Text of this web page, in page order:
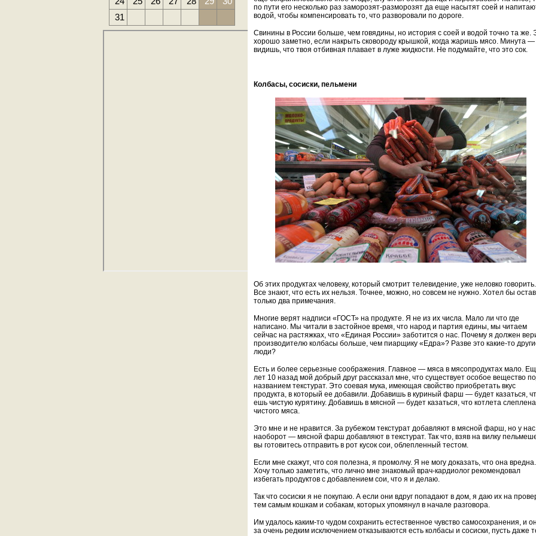
31
по пути его несколько раз заморозят-разморозят да еще насытят соей и
водой, чтобы компенсировать то, что разворовали по дороге.
Свинины в России больше, чем говядины, но история с соей и водой точно та же.
хорошо заметно, если накрыть сковороду крышкой, когда жаришь мясо. Минута —
видишь, что твоя отбивная плавает в луже жидкости. Не подумайте, что это сок.
Колбасы, сосиски, пельмени
Об этих продуктах человеку, который смотрит телевидение, уже неловко говорить.
Все знают, что есть их нельзя. Точнее, можно, но совсем не нужно. Хотел бы
только два примечания.
Многие верят надписи «ГОСТ» на продукте. Я не из их числа. Мало ли что где
написано. Мы читали в застойное время, что народ и партия едины, мы читаем
сейчас на растяжках, что «Единая России» заботится о нас. Почему я должен
производителю колбасы больше, чем пиарщику «Едра»? Разве это какие-то
люди?
Есть и более серьезные соображения. Главное — мяса в мясопродуктах мало.
лет 10 назад мой добрый друг рассказал мне, что существует особое вещество
названием текстурат. Это соевая мука, имеющая свойство приобретать вкус
продукта, в который ее добавили. Добавишь в куриный фарш — будет казаться,
ешь чистую курятину. Добавишь в мясной — будет казаться, что котлета
чистого мяса.
Это мне и не нравится. За рубежом текстурат добавляют в мясной фарш, но у нас
наоборот — мясной фарш добавляют в текстурат. Так что, взяв на вилку
вы готовитесь отправить в рот кусок сои, облепленный тестом.
Если мне скажут, что соя полезна, я промолчу. Я не могу доказать, что она вредна.
Хочу только заметить, что лично мне знакомый врач-кардиолог рекомендовал
избегать продуктов с добавлением сои, что я и делаю.
Так что сосиски я не покупаю. А если они вдруг попадают в дом, я даю их на
тем самым кошкам и собакам, которых упомянул в начале разговора.
Им удалось каким-то чудом сохранить естественное чувство самосохранения, и
за очень редким исключением отказываются есть колбасы и сосиски, пусть даже